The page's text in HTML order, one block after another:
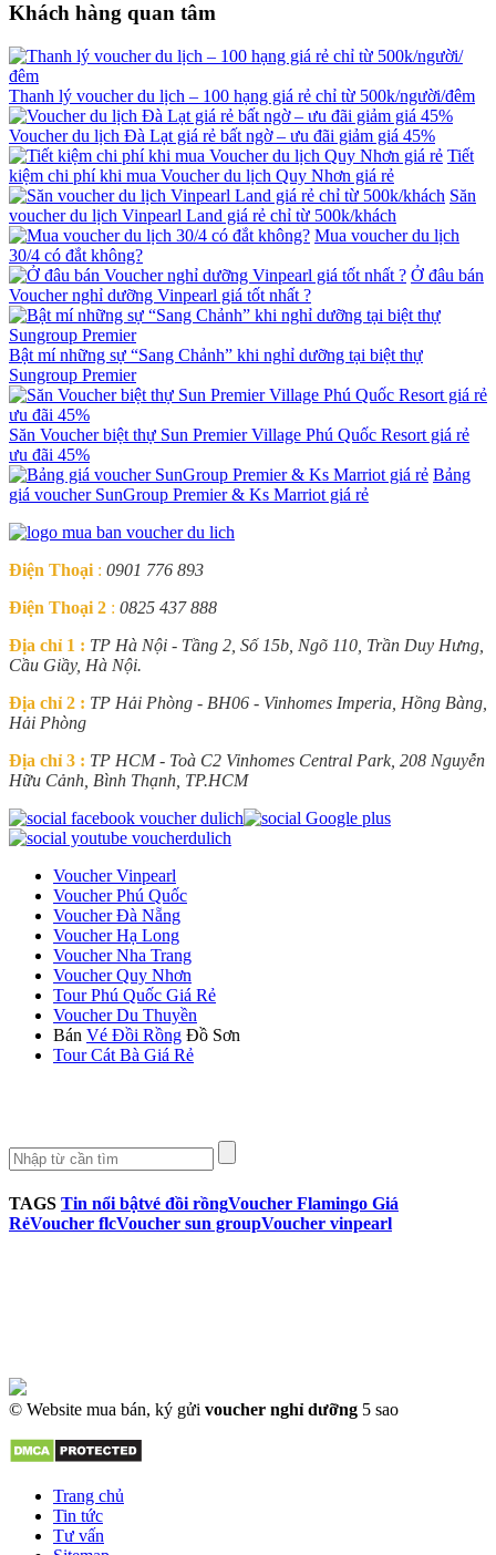
Khách hàng quan tâm
Thanh lý voucher du lịch – 100 hạng giá rẻ chỉ từ 500k/người/đêm
Voucher du lịch Đà Lạt giá rẻ bất ngờ – ưu đãi giảm giá 45%
Tiết
kiệm chi phí khi mua Voucher du lịch Quy Nhơn giá rẻ
Săn
voucher du lịch Vinpearl Land giá rẻ chỉ từ 500k/khách
Mua voucher du lịch
30/4 có đắt không?
Ở đâu bán
Voucher nghỉ dưỡng Vinpearl giá tốt nhất ?
Bật mí những sự “Sang Chảnh” khi nghỉ dưỡng tại biệt thự
Sungroup Premier
Săn Voucher biệt thự Sun Premier Village Phú Quốc Resort giá rẻ
ưu đãi 45%
Bảng
giá voucher SunGroup Premier & Ks Marriot giá rẻ
Điện Thoại : 0901 776 893
Điện Thoại 2 : 0825 437 888
Địa chỉ 1 : TP Hà Nội - Tầng 2, Số 15b, Ngõ 110, Trần Duy Hưng,
Cầu Giầy, Hà Nội.
Địa chỉ 2 : TP Hải Phòng - BH06 - Vinhomes Imperia, Hồng Bàng,
Hải Phòng
Địa chỉ 3 : TP HCM - Toà C2 Vinhomes Central Park, 208 Nguyễn
Hữu Cảnh, Bình Thạnh, TP.HCM
Voucher Vinpearl
Voucher Phú Quốc
Voucher Đà Nẵng
Voucher Hạ Long
Voucher Nha Trang
Voucher Quy Nhơn
Tour Phú Quốc Giá Rẻ
Voucher Du Thuyền
Bán Vé Đồi Rồng Đồ Sơn
Tour Cát Bà Giá Rẻ
TAGS Tin nổi bậtvé đồi rồngVoucher Flamingo Giá
RẻVoucher flcVoucher sun groupVoucher vinpearl
© Website mua bán, ký gửi voucher nghỉ dưỡng 5 sao
Trang chủ
Tin tức
Tư vấn